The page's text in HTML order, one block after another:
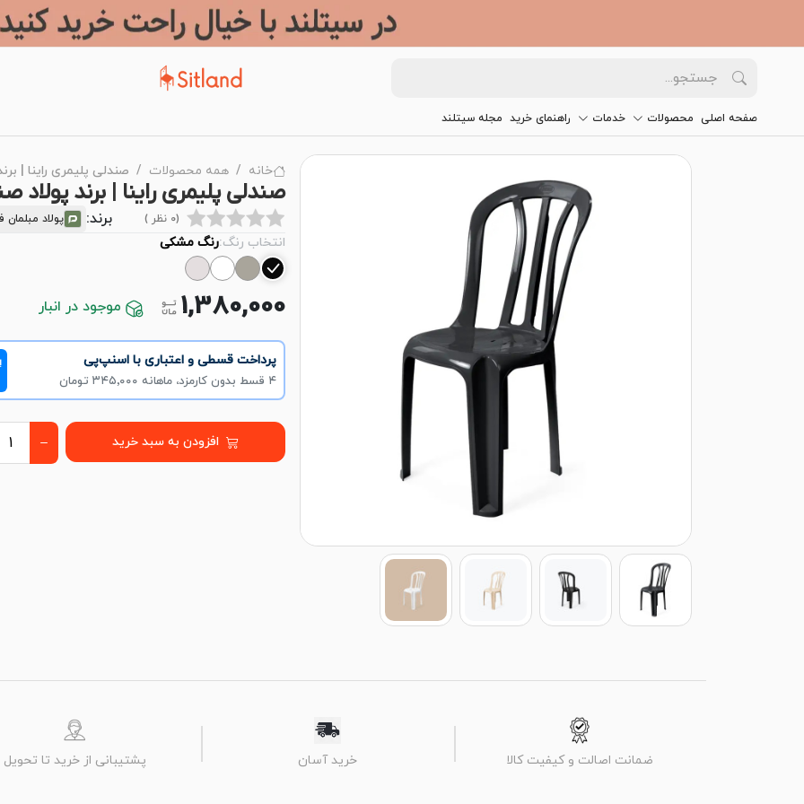
صفحه اصلی محصولات خدمات راهنمای خرید مجله سیتلند
خانه همه محصولات صندلی پلیمری راینا |
صندلی پلیمری راینا | برند پولاد
(0 نظر ) برند: پولاد مبلمان
انتخاب رنگ:رنگ مشکی
1,380,000 موجود در انبار
پرداخت قسطی و اعتباری با اسنپ‌پی
۴ قسط بدون کارمزد، ماهانه ۳۴۵٬۰۰۰ تومان
افزودن به سبد خرید
ضمانت اصالت و کیفیت کالا خرید آسان پشتیبانی از خرید تا تحویل